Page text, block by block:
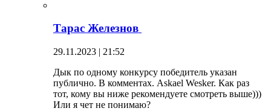
Тарас Железнов
29.11.2023 | 21:52
Дык по одному конкурсу победитель указан
публично. В комментах. Askael Wesker. Как раз
тот, кому вы ниже рекомендуете смотреть выше)))
Или я чет не понимаю?